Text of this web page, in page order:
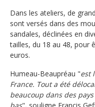
Dans les ateliers, de
sont versés dans des
sandales, déclinées en
tailles, du 18 au 48, pour
euros.
Humeau-Beaupréau "est
France. Tout a été
beaucoup dans des